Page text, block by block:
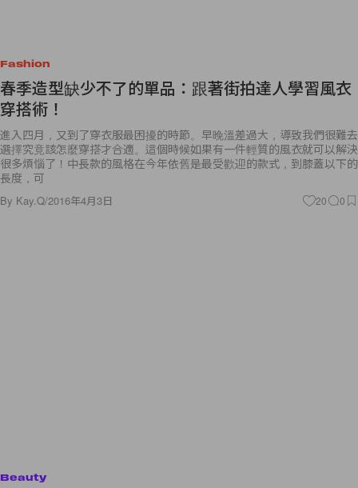
Fashion
春季造型缺少不了的單品：跟著街拍達人學習風衣
穿搭術！
進入四月，又到了穿衣服最困擾的時節。早晚溫差過大，導致我們很難去
選擇究竟該怎麼穿搭才合適。這個時候如果有一件輕質的風衣就可以解決
很多煩惱了！中長款的風格在今年依舊是最受歡迎的款式，到膝蓋以下的
長度，可
By Kay.Q/2016年4月3日 20 0
Beauty